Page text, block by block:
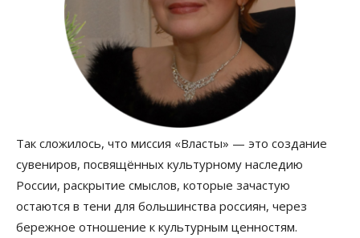
Так сложилось, что миссия «Власты» — это создание
сувениров, посвящённых культурному наследию
России, раскрытие смыслов, которые зачастую
остаются в тени для большинства россиян, через
бережное отношение к культурным ценностям.